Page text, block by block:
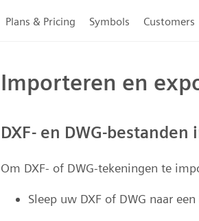
Plans & Pricing Symbols Customers
Importeren en
DXF- en DWG-
Om DXF- of DWG-tekeningen te
Sleep uw DXF of DWG naar